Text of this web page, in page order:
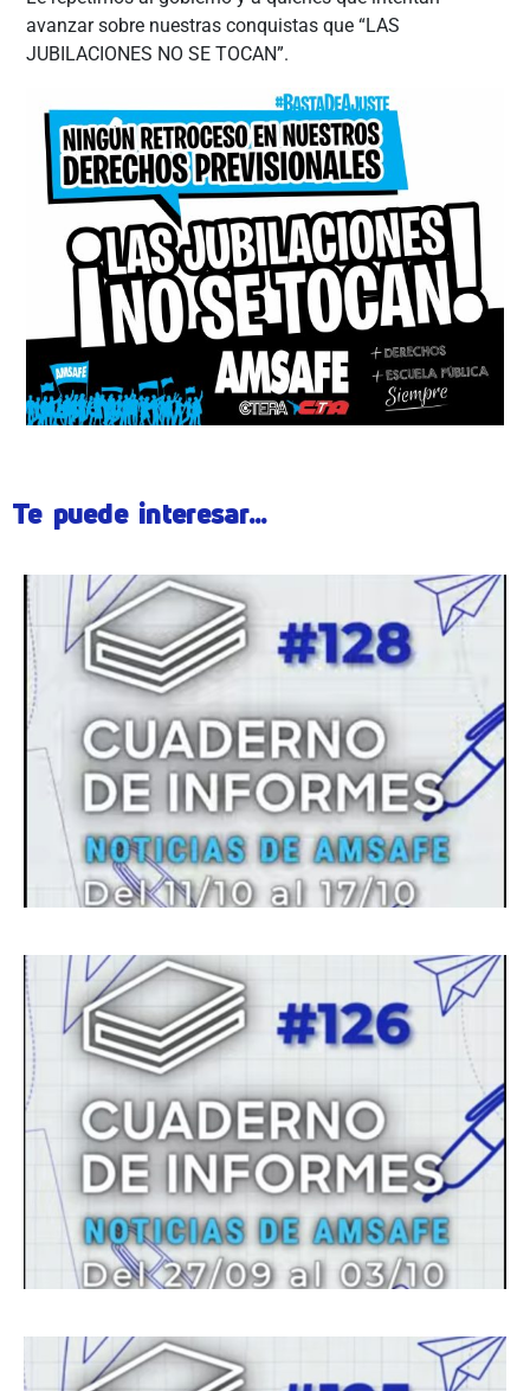
avanzar sobre nuestras conquistas que “LAS
JUBILACIONES NO SE TOCAN”.
Te puede interesar...